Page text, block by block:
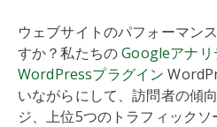
ウェブサイトのパフォーマン
すか？私たちのGoogleアナリ
WordPressプラグイン
いながらにして、訪問者の傾
ジ、上位5つのトラフィック